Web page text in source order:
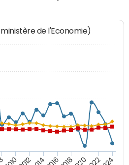
de l'Economie)